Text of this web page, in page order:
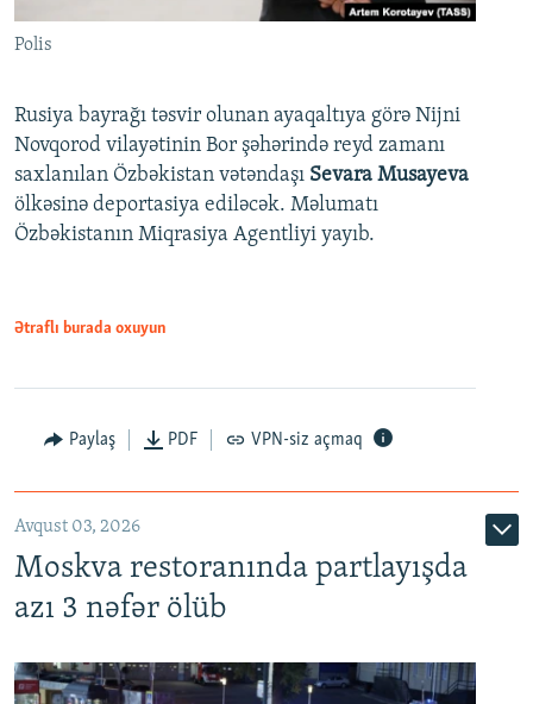
Polis
Rusiya bayrağı təsvir olunan ayaqaltıya görə Nijni
Novqorod vilayətinin Bor şəhərində reyd zamanı
saxlanılan Özbəkistan vətəndaşı Sevara Musayeva
ölkəsinə deportasiya ediləcək. Məlumatı
Özbəkistanın Miqrasiya Agentliyi yayıb.
Ətraflı burada oxuyun
Paylaş PDF VPN-siz açmaq
Avqust 03, 2026
Moskva restoranında partlayışda
azı 3 nəfər ölüb